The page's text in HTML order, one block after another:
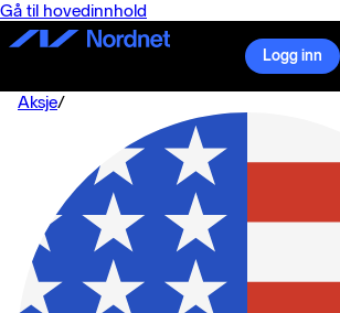
Gå til hovedinnhold
Logg inn
Aksje/